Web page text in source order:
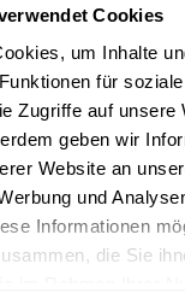
Cookies
um Inhalte
für
Zugriffe auf unsere
geben wir
Website an
und
Informationen
die Sie
meeschtens am
datt een sech méi